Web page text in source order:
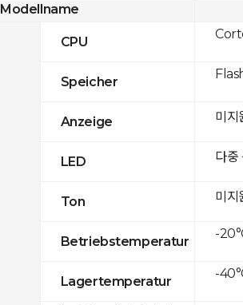
Modellname
CPU
Speicher
Anzeige
LED
Ton
Betriebstemperatur
Lagertemperatur
미지
다중
미지
-
-